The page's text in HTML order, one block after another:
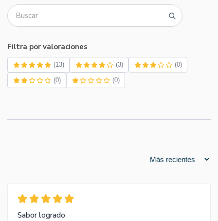
Filtra por valoraciones
(13) (3) (0)
(0) (0)
Sabor logrado